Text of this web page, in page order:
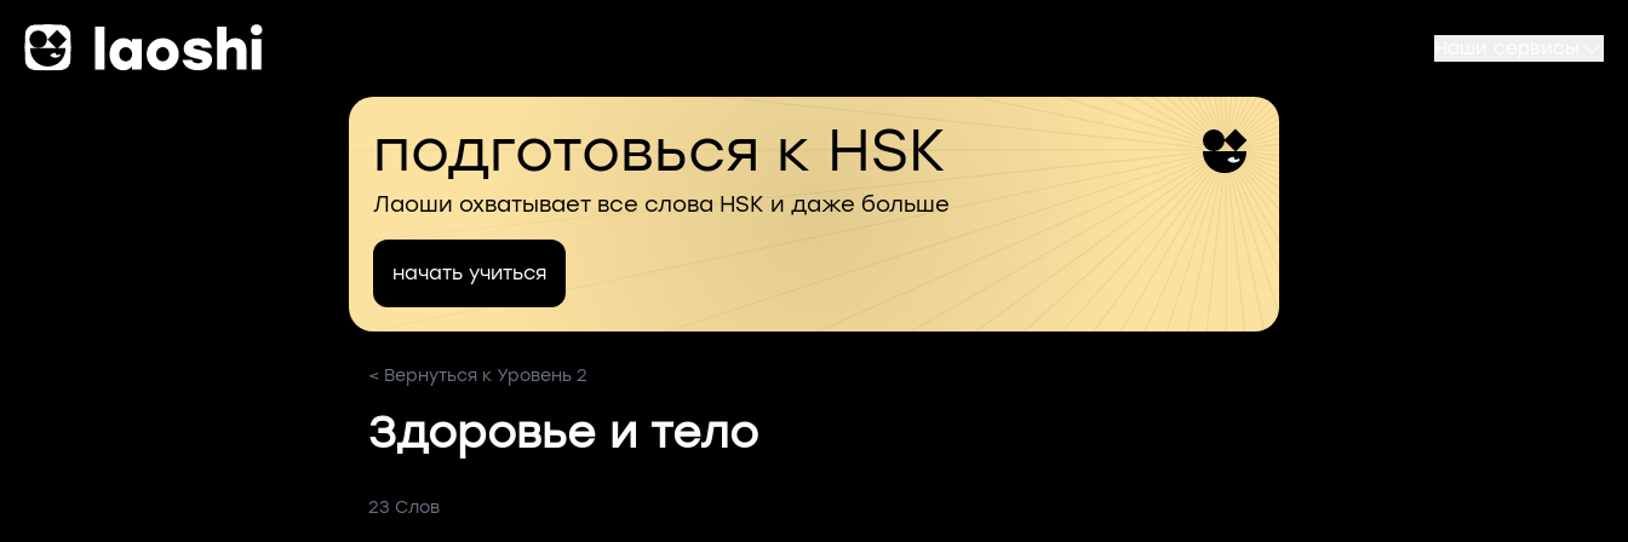
подготовься к HSK
Лаоши охватывает все слова HSK и даже больше
начать учиться
< Вернуться к Уровень 2
Здоровье и тело
23 Слов